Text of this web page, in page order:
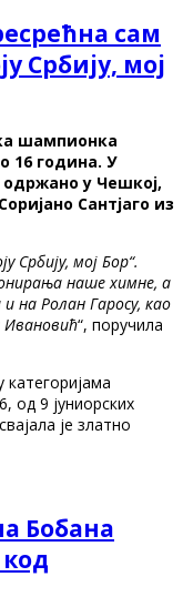
сам
Србију, мој
шампионка
16 година. У
одржано у Чешкој,
Сантјаго из
Србију, мој Бор“.
наше химне, а
на Ролан Гаросу, као
“, поручила
од 9 јуниорских
је златно
Бобана